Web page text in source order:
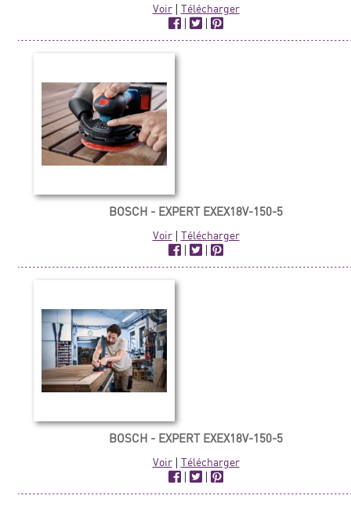
Voir| Télécharger
|
|
BOSCH - EXPERT EXEX18V-150-5
Voir| Télécharger
|
|
BOSCH - EXPERT EXEX18V-150-5
Voir| Télécharger
|
|